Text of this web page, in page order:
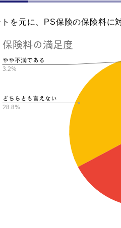
を元に、PS保険の保険料に